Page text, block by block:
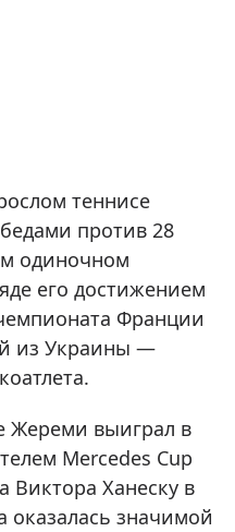
теннисе
против 28
одиночном
его достижением
Франции
из Украины —
Жереми выиграл в
Mercedes Cup
Ханеску в
оказалась значимой